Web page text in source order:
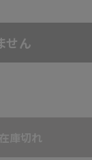
せん
庫切れ